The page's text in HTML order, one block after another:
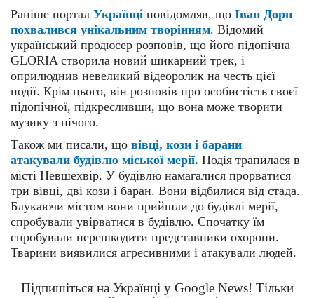
Раніше портал Українці повідомляв, що Іван Дорн
похвалився унікальним творінням. Відомий
український продюсер розповів, що його підопічна
GLORIA створила новий шикарний трек, і
оприлюднив невеликий відеоролик на честь цієї
події. Крім цього, він розповів про особистість своєї
підопічної, підкресливши, що вона може творити
музику з нічого.
Також ми писали, що вівці, кози і барани
атакували будівлю міської мерії. Подія трапилася в
місті Невшехвір. У будівлю намагалися прорватися
три вівці, дві кози і баран. Вони відбилися від стада.
Блукаючи містом вони прийшли до будівлі мерії,
спробували увірватися в будівлю. Спочатку їм
спробували перешкодити представники охорони.
Тварини виявилися агресивними і атакували людей.
Підпишіться на Українці у Google News! Тільки